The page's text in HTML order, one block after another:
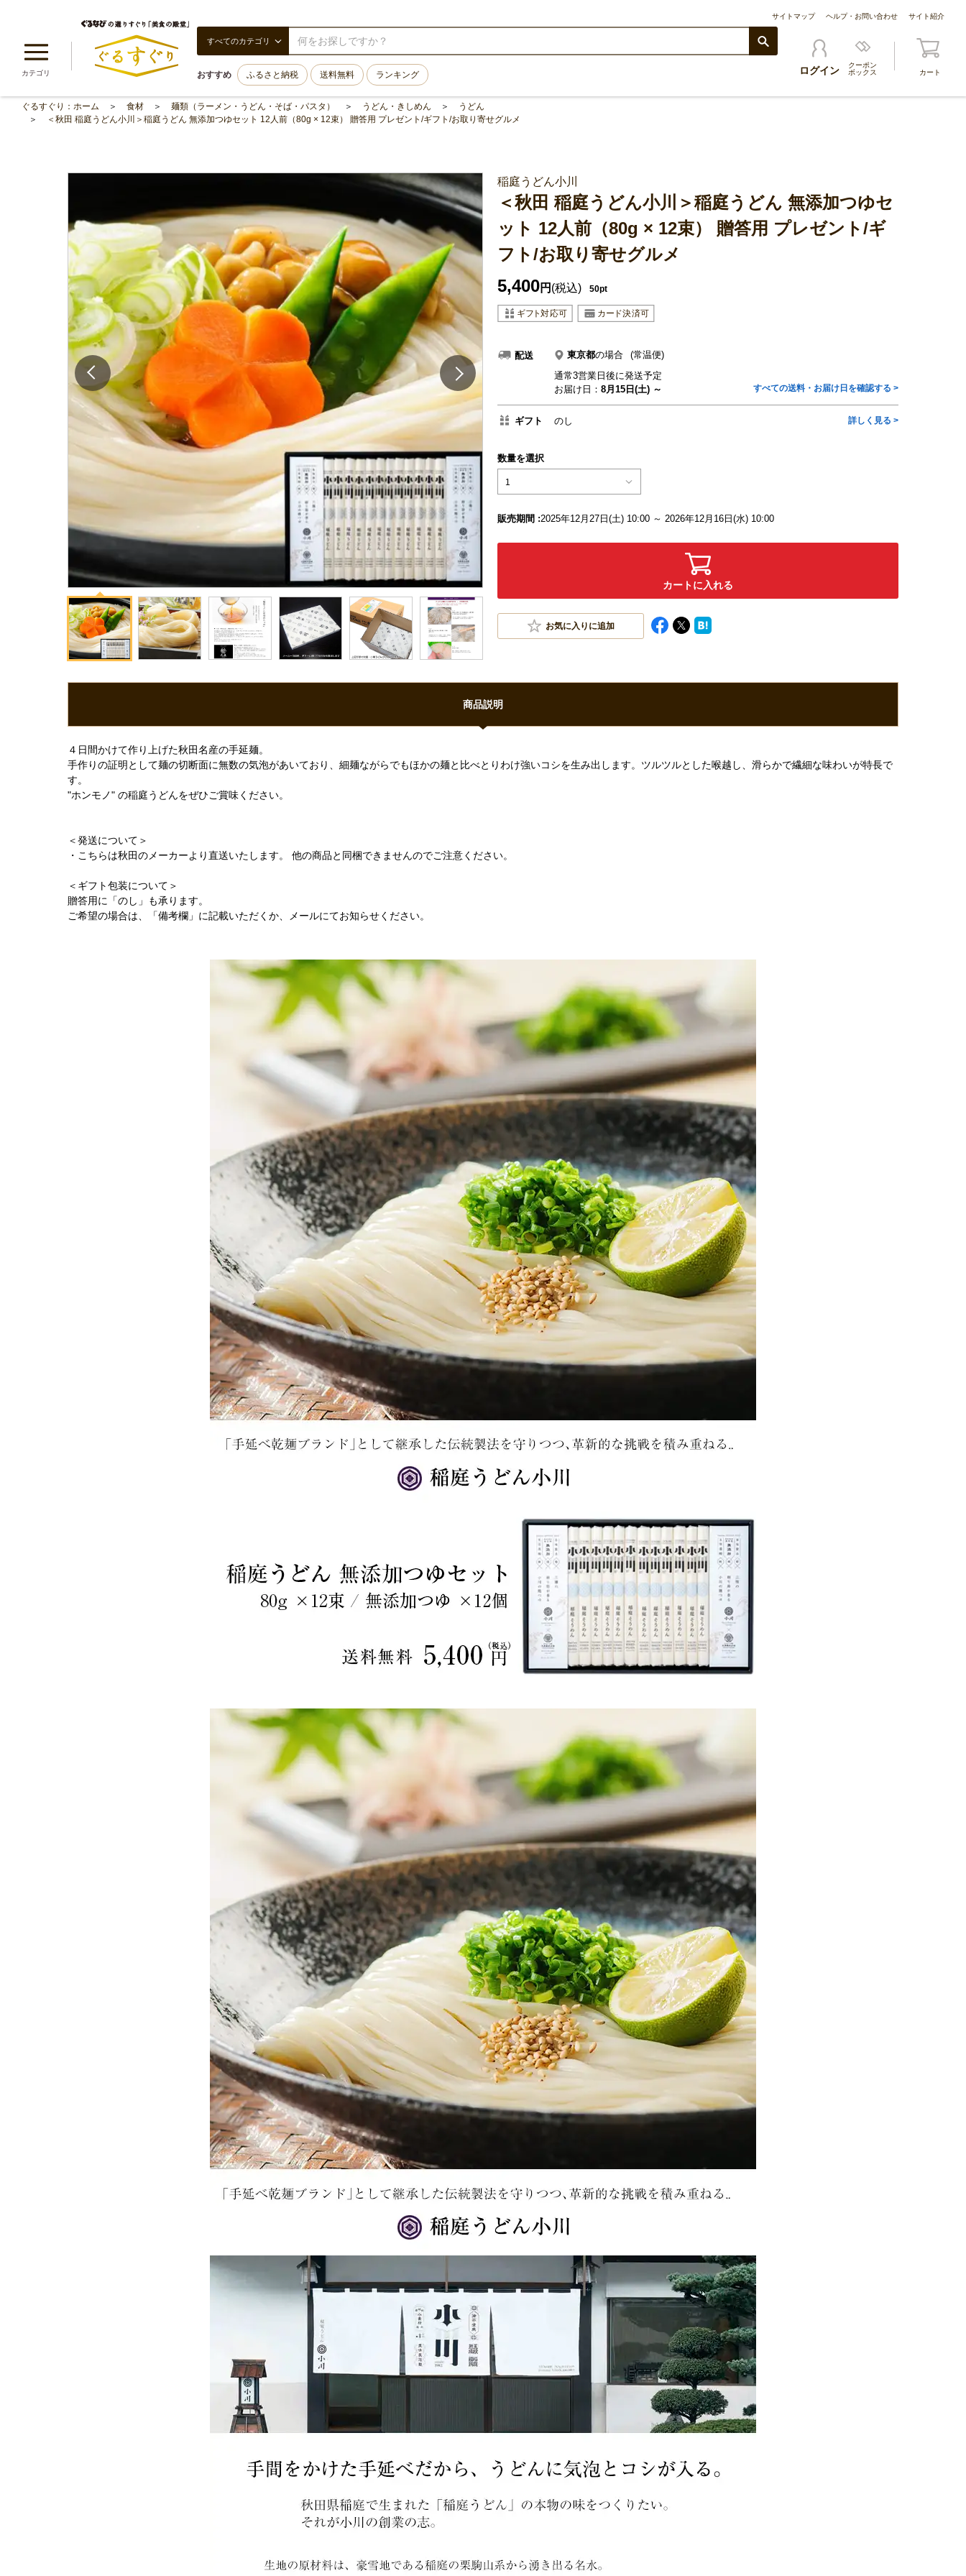
サイトマップ ヘルプ・お問い合わせ サイト紹介
カテゴリ
すべてのカテゴリ
おすすめ ふるさと納税 送料無料 ランキング ログイン
クーポン
ボックス
カート
ぐるすぐり：ホーム 食材 麺類（ラーメン・うどん・そば・パスタ） うどん・きしめん
うどん
＜秋田 稲庭うどん小川＞稲庭うどん 無添加つゆセット 12人前（80g × 12束） 贈答用 プレゼント/ギフト/お取り寄せグルメ
稲庭うどん小川
＜秋田 稲庭うどん小川＞稲庭うどん 無添加つゆセ
ット 12人前（80g × 12束） 贈答用 プレゼント/ギ
フト/お取り寄せグルメ
5,400円 (税込) 50pt
配送 東京都の場合
(常温便)
通常3営業日後に発送予定
お届け日： 8月15日(土) ～ すべての送料・お届け日を確認する >
ギフト のし 詳しく見る >
数量を選択
1
販売期間 :2025年12月27日(土) 10:00 ～ 2026年12月16日(水) 10:00
カートに入れる
お気に入りに追加
商品説明
４日間かけて作り上げた秋田名産の手延麺。
手作りの証明として麺の切断面に無数の気泡があいており、細麺ながらでもほかの麺と比べとりわけ強いコシを生み出します。ツルツルとした喉越し、滑らかで繊細な味わいが特長で
す。
"ホンモノ" の稲庭うどんをぜひご賞味ください。
＜発送について＞
・こちらは秋田のメーカーより直送いたします。 他の商品と同梱できませんのでご注意ください。
＜ギフト包装について＞
贈答用に「のし」も承ります。
ご希望の場合は、「備考欄」に記載いただくか、メールにてお知らせください。